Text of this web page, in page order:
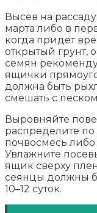
Высев на
марта либо в
когда придет
открытый грунт,
семян
ящички
должна быть
смешать с
Выровняйте
распределите по
почвосмесь
Увлажните
ящик сверху
сеянцы должны
10–12 суток.